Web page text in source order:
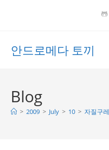
안드로메다 토끼
Blog
> 2009 > July > 10 > 자질구레